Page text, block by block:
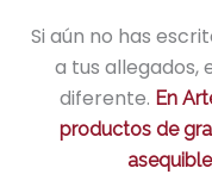
Si aún no has
a tus allegados,
diferente. En
productos de
asequible